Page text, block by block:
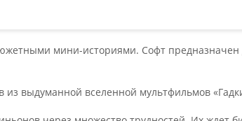
мини-историями. Софт предназначен
из выдуманной вселенной мультфильмов